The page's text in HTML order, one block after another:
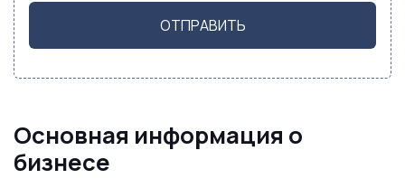
ОТПРАВИТЬ
Основная информация о
бизнесе